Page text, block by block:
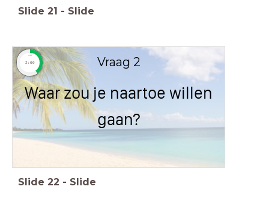
Slide 21 - Slide
Vraag 2
Waar zou je naartoe willen
gaan?
timer
2:00
timer
2:00
Slide 22 - Slide